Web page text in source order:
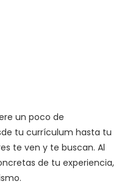
un poco de
tu currículum hasta tu
te ven y te buscan. Al
de tu experiencia,